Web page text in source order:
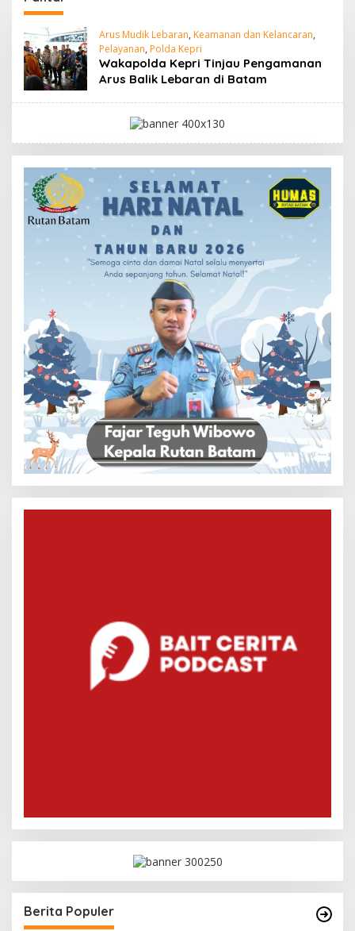
Arus Mudik Lebaran, Keamanan dan Kelancaran,
Pelayanan, Polda Kepri
Wakapolda Kepri Tinjau Pengamanan
Arus Balik Lebaran di Batam
Berita Populer